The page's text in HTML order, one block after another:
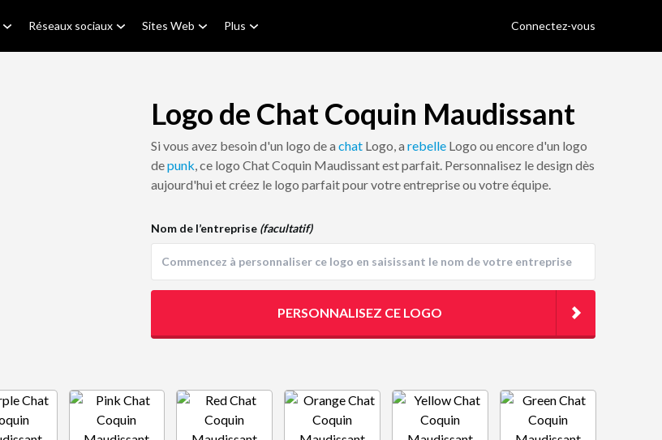
Réseaux sociaux Sites Web Plus Connectez-vous
Logo de Chat Coquin Maudissant
Si vous avez besoin d'un logo de a chat Logo, a rebelle Logo ou encore d'un logo
depunk, ce logo Chat Coquin Maudissant est parfait. Personnalisez le design dès
aujourd'hui et créez le logo parfait pour votre entreprise ou votre équipe.
Nom de l’entreprise (facultatif)
PERSONNALISEZ CE LOGO